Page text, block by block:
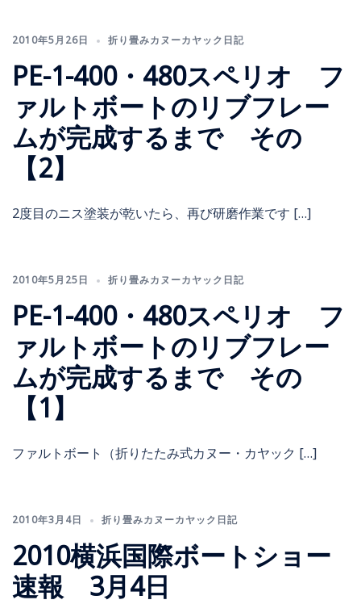
2010年5月26日 折り畳みカヌーカヤック日記
PE-1-400・480スペリオ フ
ァルトボートのリブフレー
ムが完成するまで その
【2】
2度目のニス塗装が乾いたら、再び研磨作業です […]
2010年5月25日 折り畳みカヌーカヤック日記
PE-1-400・480スペリオ フ
ァルトボートのリブフレー
ムが完成するまで その
【1】
ファルトボート（折りたたみ式カヌー・カヤック […]
2010年3月4日 折り畳みカヌーカヤック日記
2010横浜国際ボートショー
速報 3月4日